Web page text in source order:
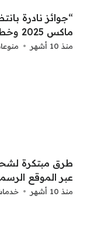
“جوائز نادرة
ماكس 2025 وخطوات استردادها من الموقع الرسمي
منذ 10 أشهر
عبر الموقع
منذ 10 أشهر